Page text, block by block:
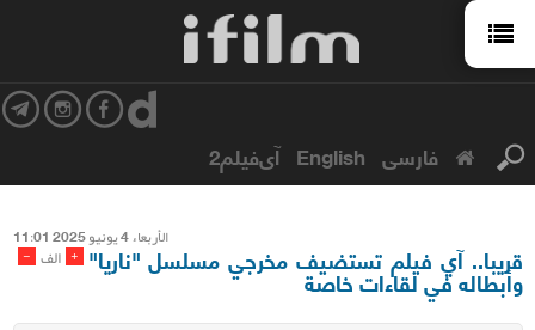
فارسی English آی‌فیلم2
الأربعاء 4 یونیو 2025 11:01
- الف + قريبا.. آي فيلم تستضيف مخرجي مسلسل "ناريا"
وأبطاله في لقاءات خاصة